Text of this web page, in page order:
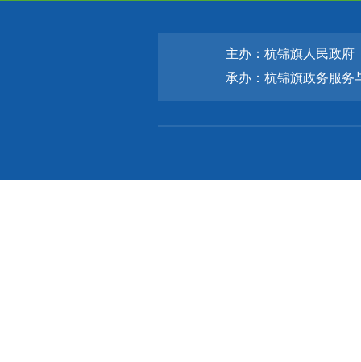
主办：杭锦旗人民政府
承办：杭锦旗政务服务